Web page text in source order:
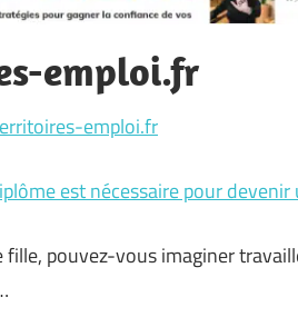
emploi.fr
emploi.fr
est nécessaire pour devenir
fille, pouvez-vous imaginer